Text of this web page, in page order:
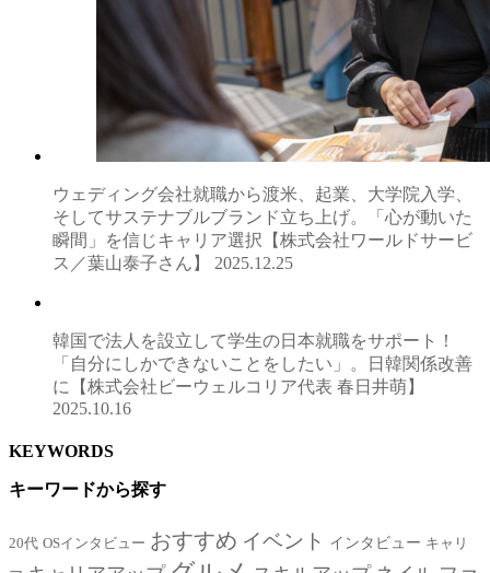
ウェディング会社就職から渡米、起業、大学院入学、
そしてサステナブルブランド立ち上げ。「心が動いた
瞬間」を信じキャリア選択【株式会社ワールドサービ
ス／葉山泰子さん】 2025.12.25
韓国で法人を設立して学生の日本就職をサポート！
「自分にしかできないことをしたい」。日韓関係改善
に【株式会社ビーウェルコリア代表 春日井萌】
2025.10.16
KEYWORDS
キーワードから探す
20代 OSインタビュー おすすめ イベント インタビュー キャリ